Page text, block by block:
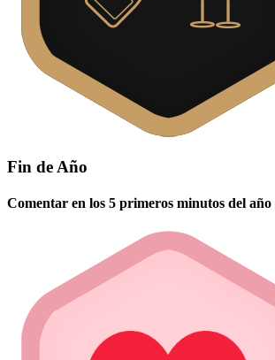
Fin de Año
Comentar en los 5 primeros minutos del año